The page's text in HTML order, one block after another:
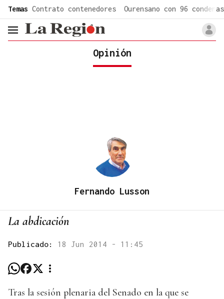
Temas Contrato contenedores Ourensano con 96 condenas
header.menu.open
Opinión
Fernando Lusson
La abdicación
Publicado: 18 Jun 2014 - 11:45
Tras la sesión plenaria del Senado en la que se